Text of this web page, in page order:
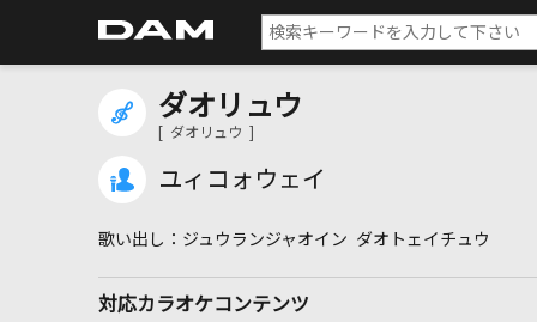
ダオリュウ
[ ダオリュウ ]
ユィコォウェイ
ジュウランジャオイン ダオトェイチュウ
対応カラオケコンテンツ